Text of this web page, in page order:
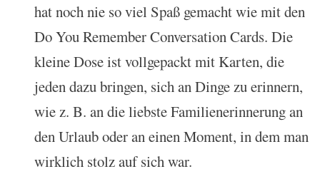
hat noch nie so viel Spaß gemacht wie mit den
Do You Remember Conversation Cards. Die
kleine Dose ist vollgepackt mit Karten, die
jeden dazu bringen, sich an Dinge zu erinnern,
wie z. B. an die liebste Familienerinnerung an
den Urlaub oder an einen Moment, in dem man
wirklich stolz auf sich war.